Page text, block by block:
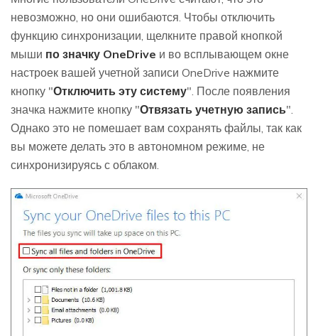
невозможно, но они ошибаются. Чтобы отключить
функцию синхронизации, щелкните правой кнопкой
мыши по значку OneDrive и во всплывающем окне
настроек вашей учетной записи OneDrive нажмите
кнопку "Отключить эту систему". После появления
значка нажмите кнопку "Отвязать учетную запись".
Однако это не помешает вам сохранять файлы, так как
вы можете делать это в автономном режиме, не
синхронизируясь с облаком.